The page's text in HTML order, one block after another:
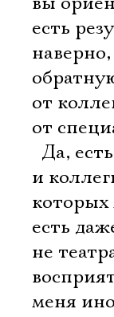
есть
от
от
 Да,
и
есть
не
меня